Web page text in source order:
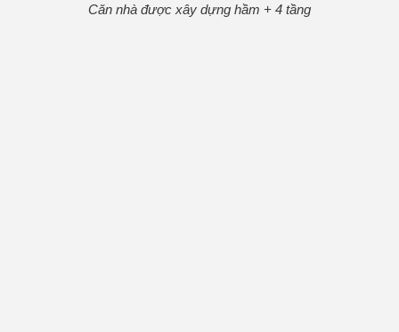
Căn nhà được xây dựng hầm + 4 tầng